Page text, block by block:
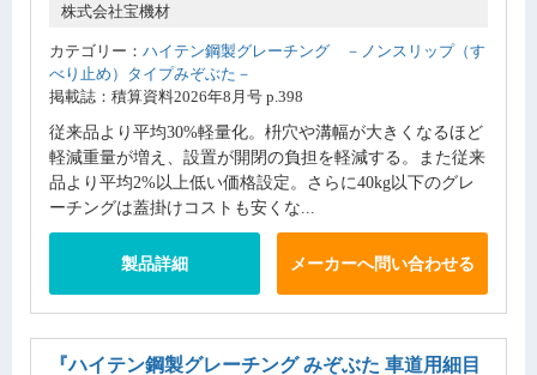
株式会社宝機材
カテゴリー： ハイテン鋼製グレーチング －ノンスリップ（す
べり止め）タイプみぞぶた－
掲載誌：積算資料2026年8月号 p.398
従来品より平均30%軽量化。枡穴や溝幅が大きくなるほど
軽減重量が増え、設置が開閉の負担を軽減する。また従来
品より平均2%以上低い価格設定。さらに40kg以下のグレ
ーチングは蓋掛けコストも安くな...
製品詳細 メーカーへ問い合わせる
『ハイテン鋼製グレーチング みぞぶた 車道用細目